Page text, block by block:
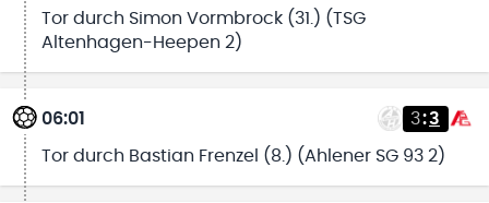
Tor durch Simon Vormbrock (31.) (TSG
Altenhagen-Heepen 2)
06:01 3:3
Tor durch Bastian Frenzel (8.) (Ahlener SG 93 2)